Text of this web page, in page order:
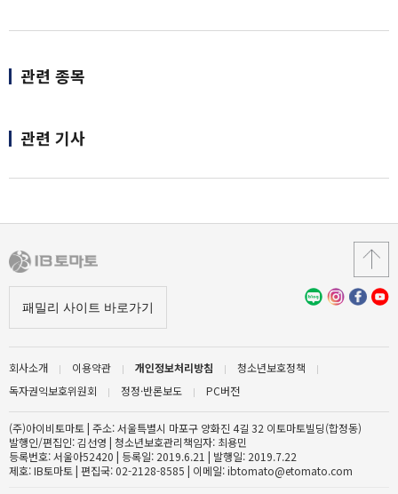
관련 종목
관련 기사
회사소개 이용약관 개인정보처리방침
청소년보호정책
독자권익보호위원회
정정·반론보도 PC버전
(주)아이비토마토 | 주소: 서울특별시 마포구 양화진 4길 32 이토마토빌딩(합정동)
발행인/편집인: 김선영 | 청소년보호관리책임자: 최용민
등록번호: 서울아52420 | 등록일: 2019.6.21 | 발행일: 2019.7.22
제호: IB토마토 | 편집국: 02-2128-8585 | 이메일: ibtomato@etomato.com